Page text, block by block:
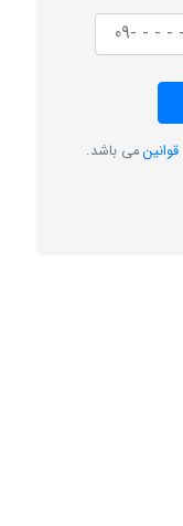
قوانین می باشد.